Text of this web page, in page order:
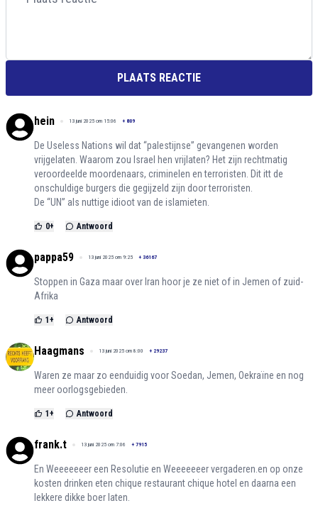
PLAATS REACTIE
hein 13 juni 2025 om 15:06 + 809
De Useless Nations wil dat “palestijnse” gevangenen worden
vrijgelaten. Waarom zou Israel hen vrijlaten? Het zijn rechtmatig
veroordeelde moordenaars, criminelen en terroristen. Dit itt de
onschuldige burgers die gegijzeld zijn door terroristen.
De “UN” als nuttige idioot van de islamieten.
0+ Antwoord
pappa59 13 juni 2025 om 9:25 + 36167
Stoppen in Gaza maar over Iran hoor je ze niet of in Jemen of zuid-
Afrika
1 + Antwoord
Haagmans 13 juni 2025 om 8:00 + 29237
Waren ze maar zo eenduidig voor Soedan, Jemen, Oekraïne en nog
meer oorlogsgebieden.
1 + Antwoord
frank.t 13 juni 2025 om 7:06 + 7915
En Weeeeeeer een Resolutie en Weeeeeeer vergaderen.en op onze
kosten drinken eten chique restaurant chique hotel en daarna een
lekkere dikke boer laten.